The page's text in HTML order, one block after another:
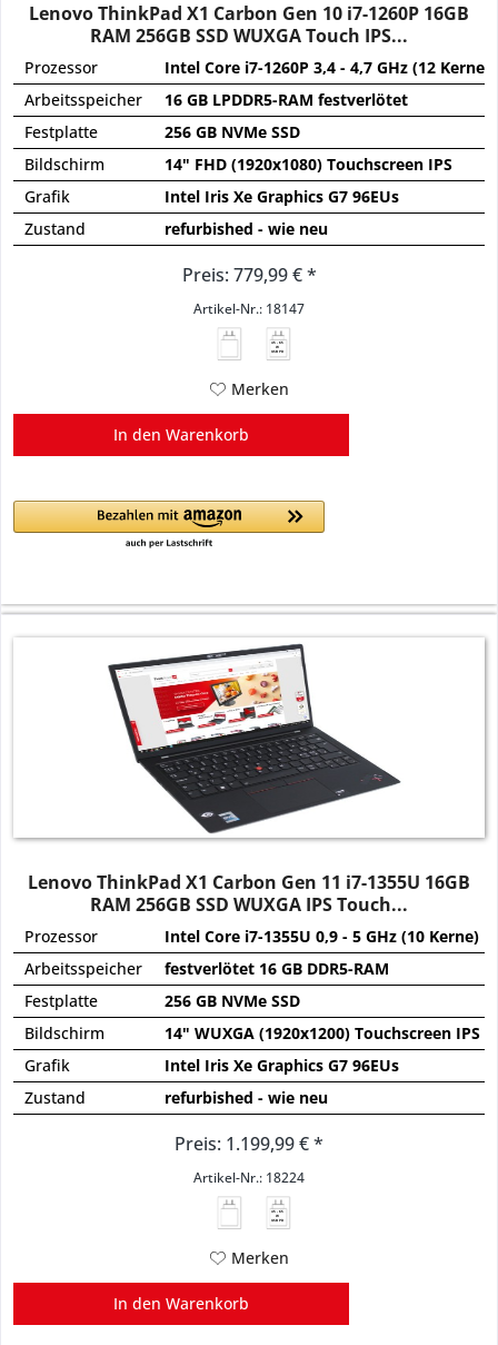
Lenovo ThinkPad X1 Carbon Gen 10 i7-1260P 16GB
RAM 256GB SSD WUXGA Touch IPS...
Prozessor
Intel Core i7-1260P 3,4 - 4,7 GHz (12 Kerne)
Arbeitsspeicher
16 GB LPDDR5-RAM festverlötet
Festplatte
256 GB NVMe SSD
Bildschirm
14" FHD (1920x1080) Touchscreen IPS
Grafik
Intel Iris Xe Graphics G7 96EUs
Zustand
refurbished - wie neu
Preis: 779,99 € *
Artikel-Nr.: 18147
45 - 65
W
USB PD
Merken
In den Warenkorb
Lenovo ThinkPad X1 Carbon Gen 11 i7-1355U 16GB
RAM 256GB SSD WUXGA IPS Touch...
Prozessor
Intel Core i7-1355U 0,9 - 5 GHz (10 Kerne)
Arbeitsspeicher
festverlötet 16 GB DDR5-RAM
Festplatte
256 GB NVMe SSD
Bildschirm
14" WUXGA (1920x1200) Touchscreen IPS
Grafik
Intel Iris Xe Graphics G7 96EUs
Zustand
refurbished - wie neu
Preis: 1.199,99 € *
Artikel-Nr.: 18224
45 - 65
W
USB PD
Merken
In den Warenkorb